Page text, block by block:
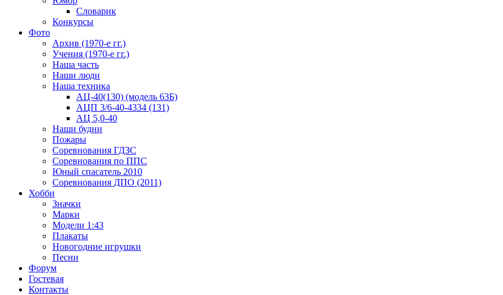
Словарик
Конкурсы
Фото
Архив (1970-е гг.)
Учения (1970-е гг.)
Наша часть
Наши люди
Наша техника
АЦ-40(130) (модель 63Б)
АЦП 3/6-40-4334 (131)
АЦ 5,0-40
Наши будни
Пожары
Соревнования ГДЗС
Соревнования по ППС
Юный спасатель 2010
Соревнования ДПО (2011)
Хобби
Значки
Марки
Модели 1:43
Плакаты
Новогодние игрушки
Песни
Форум
Гостевая
Контакты